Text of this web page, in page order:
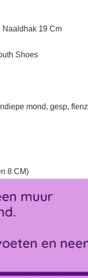
Naaldhak 19 Cm
Shoes
mond, gesp,
8 CM)